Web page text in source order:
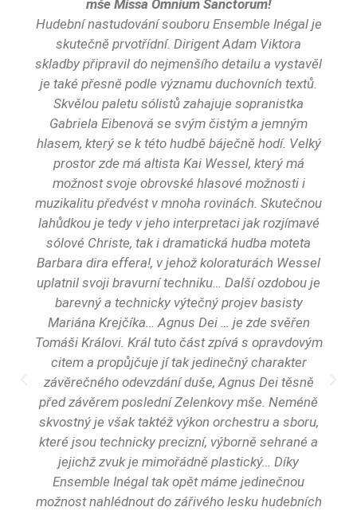
mše Missa Omnium Sanctorum!
Hudební nastudování souboru Ensemble Inégal je
skutečně prvotřídní. Dirigent Adam Viktora
skladby připravil do nejmenšího detailu a vystavěl
je také přesně podle významu duchovních textů.
Skvělou paletu sólistů zahajuje sopranistka
Gabriela Eibenová se svým čistým a jemným
hlasem, který se k této hudbě báječně hodí. Velký
prostor zde má altista Kai Wessel, který má
možnost svoje obrovské hlasové možnosti i
muzikalitu předvést v mnoha rovinách. Skutečnou
lahůdkou je tedy v jeho interpretaci jak rozjímavé
sólové Christe, tak i dramatická hudba moteta
Barbara dira effera!, v jehož koloraturách Wessel
uplatnil svoji bravurní techniku… Další ozdobou je
barevný a technicky výtečný projev basisty
Mariána Krejčíka… Agnus Dei … je zde svěřen
Tomáši Královi. Král tuto část zpívá s opravdovým
citem a propůjčuje jí tak jedinečný charakter
závěrečného odevzdání duše, Agnus Dei těsně
před závěrem poslední Zelenkovy mše. Neméně
skvostný je však taktéž výkon orchestru a sboru,
které jsou technicky precizní, výborně sehrané a
jejichž zvuk je mimořádně plastický… Díky
Ensemble Inégal tak opět máme jedinečnou
možnost nahlédnout do zářivého lesku hudebních